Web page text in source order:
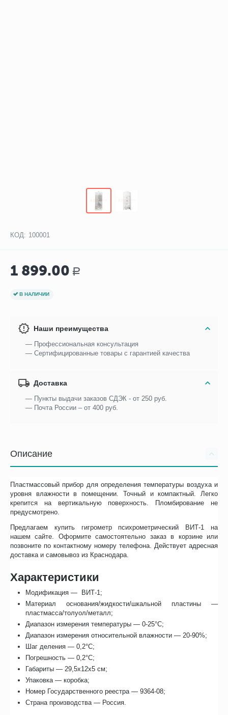
КОД: 100001
1 899.00 Р
В НАЛИЧИИ
Наши преимущества
— Профессиональная консультация
— Сертифицированные товары с гарантией качества
Доставка
— Пункты выдачи заказов СДЭК - от 250 руб.
— Почта России – от 400 руб.
Описание
Пластмассовый прибор для определения температуры воздуха и
уровня влажности в помещении. Точный и компактный. Легко
крепится на вертикальную поверхность. Пломбирование не
предусмотрено.
Предлагаем купить гигрометр психрометрический ВИТ-1 на
нашем сайте. Оформите самостоятельно заказ в корзине или
позвоните по контактному номеру телефона. Действует адресная
доставка и самовывоз из Краснодара.
Характеристики
Модификация — ВИТ-1;
Материал основания/жидкости/шкальной пластины —
пластмасса/толуол/металл;
Диапазон измерения температуры — 0-25°С;
Диапазон измерения относительной влажности — 20-90%;
Шаг деления — 0,2°С;
Погрешность — 0,2°С;
Габариты — 29,5х12х5 см;
Упаковка — коробка;
Номер Государственного реестра — 9364-08;
Страна производства — Россия.